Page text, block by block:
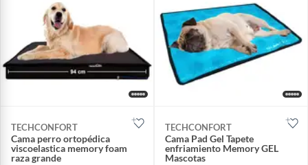
TECHCONFORT
Cama perro ortopédica
viscoelastica memory foam
raza grande
TECHCONFORT
Cama Pad Gel Tapete
enfriamiento Memory GEL
Mascotas